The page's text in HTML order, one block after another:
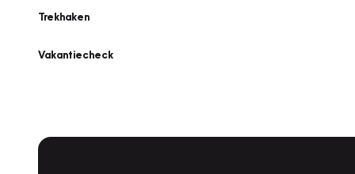
Trekhaken
Vakantiecheck